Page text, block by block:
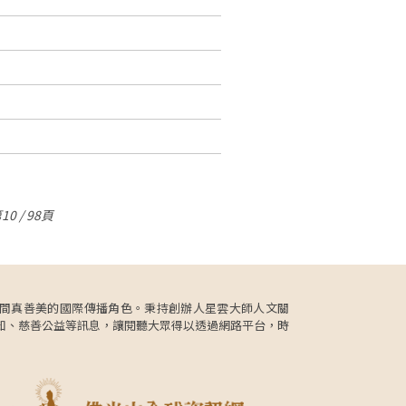
/ 98頁
真善美的國際傳播角色。秉持創辦人星雲大師人文關
慈善公益等訊息，讓閱聽大眾得以透過網路平台，時